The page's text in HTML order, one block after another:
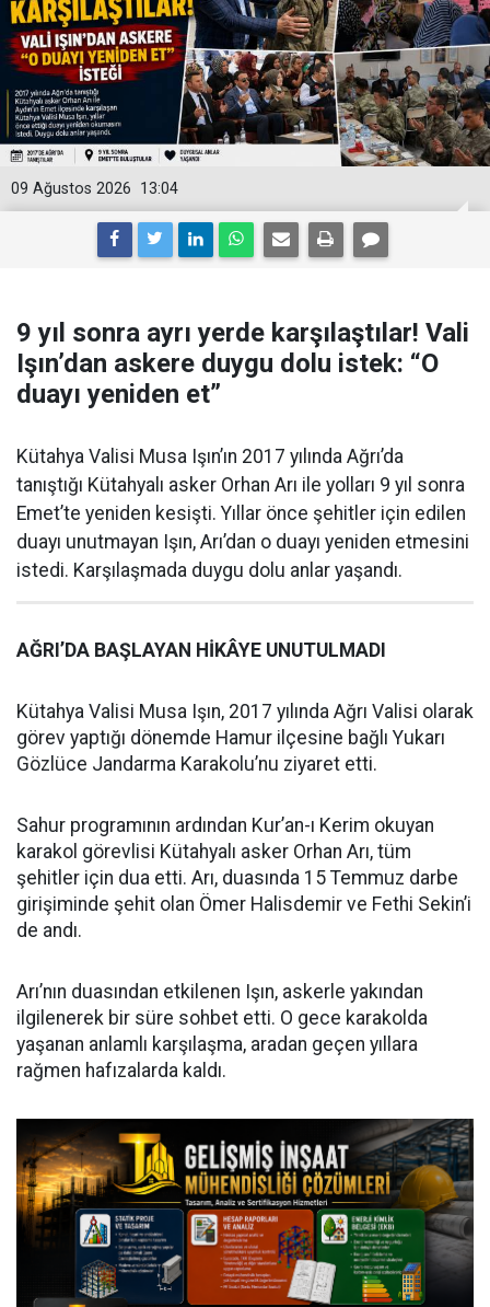
13:04
09 Ağustos 2026
9 yıl sonra ayrı yerde karşılaştılar! Vali
Işın’dan askere duygu dolu istek: “O
duayı yeniden et”
Kütahya Valisi Musa Işın’ın 2017 yılında Ağrı’da
tanıştığı Kütahyalı asker Orhan Arı ile yolları 9 yıl sonra
Emet’te yeniden kesişti. Yıllar önce şehitler için edilen
duayı unutmayan Işın, Arı’dan o duayı yeniden etmesini
istedi. Karşılaşmada duygu dolu anlar yaşandı.
AĞRI’DA BAŞLAYAN HİKÂYE UNUTULMADI
Kütahya Valisi Musa Işın, 2017 yılında Ağrı Valisi olarak
görev yaptığı dönemde Hamur ilçesine bağlı Yukarı
Gözlüce Jandarma Karakolu’nu ziyaret etti.
Sahur programının ardından Kur’an-ı Kerim okuyan
karakol görevlisi Kütahyalı asker Orhan Arı, tüm
şehitler için dua etti. Arı, duasında 15 Temmuz darbe
girişiminde şehit olan Ömer Halisdemir ve Fethi Sekin’i
de andı.
Arı’nın duasından etkilenen Işın, askerle yakından
ilgilenerek bir süre sohbet etti. O gece karakolda
yaşanan anlamlı karşılaşma, aradan geçen yıllara
rağmen hafızalarda kaldı.